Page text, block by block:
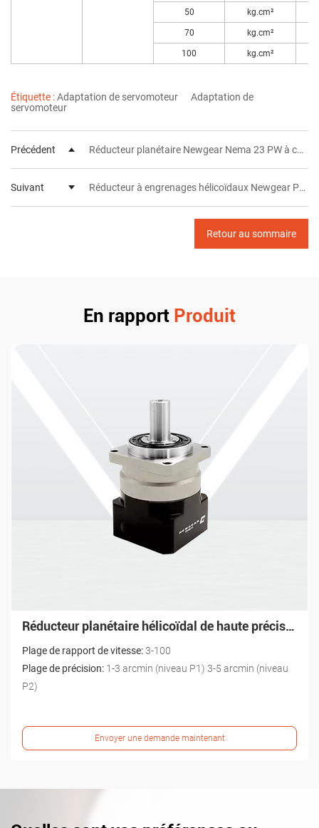
50 kg.cm²
70 kg.cm²
100 kg.cm²
Étiquette :Adaptation de servomoteur
Adaptation de
servomoteur
Précédent Réducteur planétaire Newgear Nema 23 PW à couple élevé et précision
Suivant Réducteur à engrenages hélicoïdaux Newgear PXR - Support Distribution
Retour au sommaire
En rapport Produit
Réducteur planétaire Newgear Nema 23 PW à couple élevé et précision
Plage de rapport de vitesse:3-100
Plage de précision: 1-3 arcmin (niveau P1) 3-5 arcmin (niveau
P2)
Envoyer une demande maintenant